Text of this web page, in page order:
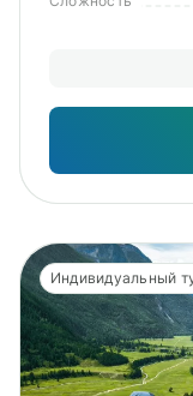
Индивидуальный